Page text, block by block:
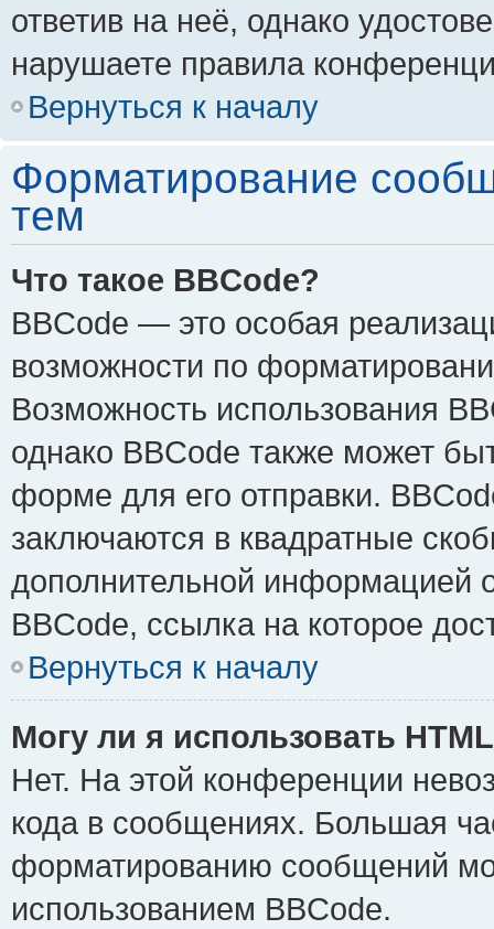
ответив на неё, однако
нарушаете правила
Вернуться к началу
Форматирование
тем
Что такое BBCode?
BBCode — это особая
возможности по
Возможность использования
однако BBCode также может
форме для его отправки.
заключаются в квадратные
дополнительной информацией
BBCode, ссылка на которое
Вернуться к началу
Могу ли я использовать
Нет. На этой конференции
кода в сообщениях. Большая
форматированию сообщений
использованием BBCode.